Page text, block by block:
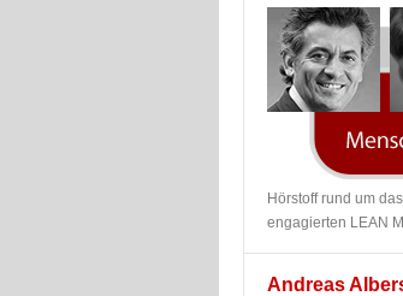
Hörstoff rund um
engagierten LEAN
Andreas